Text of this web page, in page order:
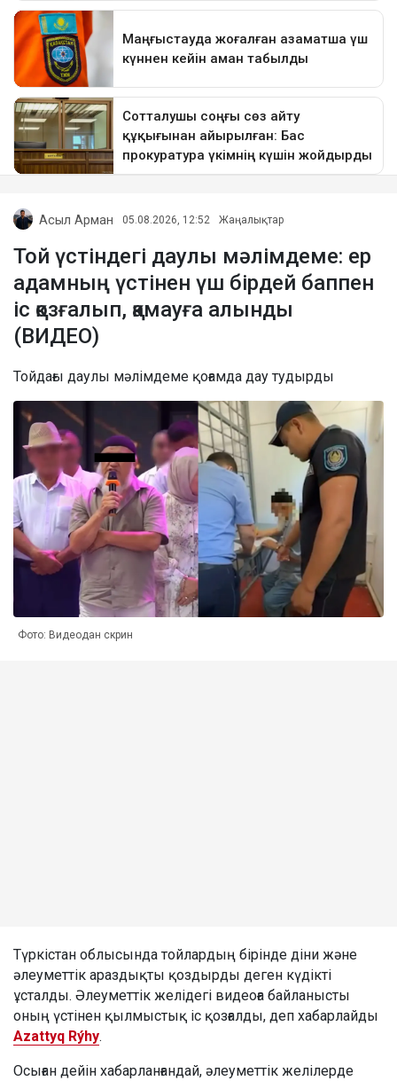
Асыл Арман 05.08.2026, 12:52 Жаңалықтар
Той үстіндегі даулы мәлімдеме: ер
адамның үстінен үш бірдей баппен
іс қозғалып, қамауға алынды
(ВИДЕО)
Тойдағы даулы мәлімдеме қоғамда дау тудырды
Фото: Видеодан скрин
Түркістан облысында тойлардың бірінде діни және
әлеуметтік араздықты қоздырды деген күдікті
ұсталды. Әлеуметтік желідегі видеоға байланысты
оның үстінен қылмыстық іс қозғалды, деп хабарлайды
Azattyq Rýhy.
Осыған дейін хабарланғандай, әлеуметтік желілерде